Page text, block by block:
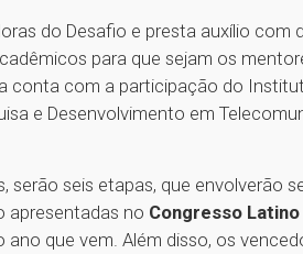
do Desafio e presta auxílio com
para que sejam os
conta com a participação do
e Desenvolvimento em
serão seis etapas, que envolverão
apresentadas no Congresso
ano que vem. Além disso, os